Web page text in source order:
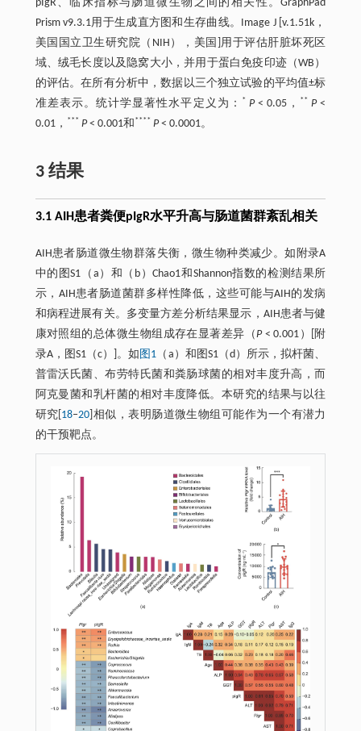
pIgR、临床指标与肠道微生物之间的相关性。GraphPad
Prism v9.3.1用于生成直方图和生存曲线。Image J [v.1.51k，
美国国立卫生研究院（NIH），美国]用于评估肝脏坏死区
域、绒毛长度以及隐窝大小，并用于蛋白免疫印迹（WB）
的评估。在所有分析中，数据以三个独立试验的平均值±标
准差表示。统计学显著性水平定义为：
* P< 0.05， ** P<
0.01，
*** P< 0.001和**** P< 0.0001。
3 结果
3.1 AIH患者粪便pIgR水平升高与肠道菌群紊乱相关
AIH患者肠道微生物群落失衡，微生物种类减少。如附录A
中的图S1（a）和（b）Chao1和Shannon指数的检测结果所
示，AIH患者肠道菌群多样性降低，这些可能与AIH的发病
和病程进展有关。多变量方差分析结果显示，AIH患者与健
康对照组的总体微生物组成存在显著差异（P< 0.001）[附
录A，图S1（c）]。如 图1 （a）和图S1（d）所示，拟杆菌、
普雷沃氏菌、布劳特氏菌和粪肠球菌的相对丰度升高，而
阿克曼菌和乳杆菌的相对丰度降低。本研究的结果与以往
研究[ 18‒20 ]相似，表明肠道微生物组可能作为一个有潜力
的干预靶点。